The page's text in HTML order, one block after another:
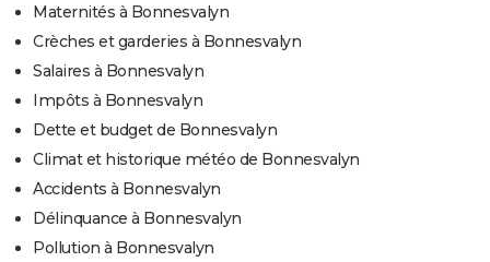
Maternités à Bonnesvalyn
Crèches et garderies à Bonnesvalyn
Salaires à Bonnesvalyn
Impôts à Bonnesvalyn
Dette et budget de Bonnesvalyn
Climat et historique météo de Bonnesvalyn
Accidents à Bonnesvalyn
Délinquance à Bonnesvalyn
Pollution à Bonnesvalyn